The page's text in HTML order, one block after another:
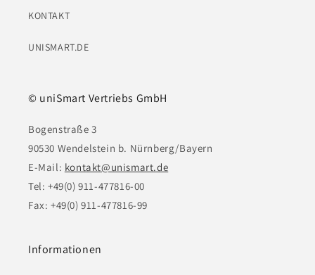
KONTAKT
UNISMART.DE
© uniSmart Vertriebs GmbH
Bogenstraße 3
90530 Wendelstein b. Nürnberg/Bayern
E-Mail: kontakt@unismart.de
Tel: +49(0) 911-477816-00
Fax: +49(0) 911-477816-99
Informationen